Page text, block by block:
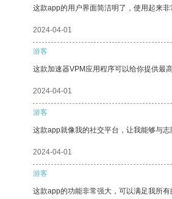
这款app的用户界面简洁明了，使用起来非
2024-04-01
游客
这款加速器VPM应用程序可以给你提供最
2024-04-01
游客
这款app就像我的社交平台，让我能够与志
2024-04-01
游客
这款app的功能非常强大，可以满足我所